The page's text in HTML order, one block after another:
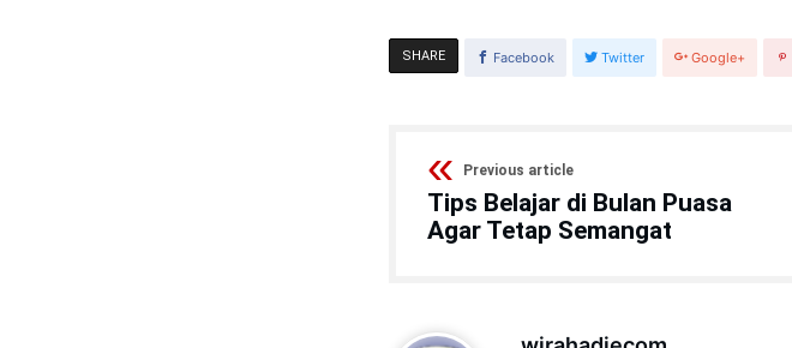
SHARE Facebook Twitter Google+
Previous article
Tips Belajar di Bulan Puasa
Agar Tetap Semangat